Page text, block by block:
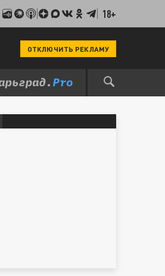
18+
ОТКЛЮЧИТЬ РЕКЛАМУ